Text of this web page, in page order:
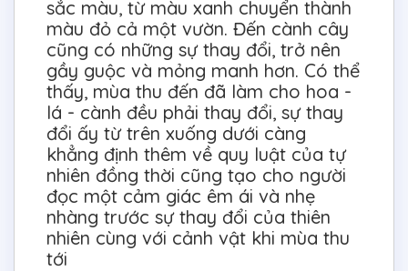
sắc màu, từ màu xanh chuyển thành
màu đỏ cả một vườn. Đến cành cây
cũng có những sự thay đổi, trở nên
gầy guộc và mỏng manh hơn. Có thể
thấy, mùa thu đến đã làm cho hoa -
lá - cành đều phải thay đổi, sự thay
đổi ấy từ trên xuống dưới càng
khẳng định thêm về quy luật của tự
nhiên đồng thời cũng tạo cho người
đọc một cảm giác êm ái và nhẹ
nhàng trước sự thay đổi của thiên
nhiên cùng với cảnh vật khi mùa thu
tới